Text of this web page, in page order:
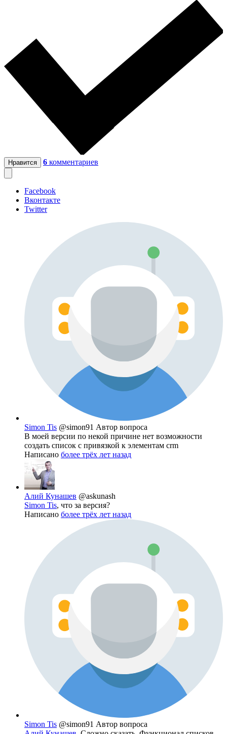
Нравится 6 комментариев
Facebook
Вконтакте
Twitter
Simon Tis @simon91 Автор вопроса
В моей версии по некой причине нет возможности
создать список с привязкой к элементам crm
Написано более трёх лет назад
Алий Кунашев @askunash
Simon Tis, что за версия?
Написано более трёх лет назад
Simon Tis @simon91 Автор вопроса